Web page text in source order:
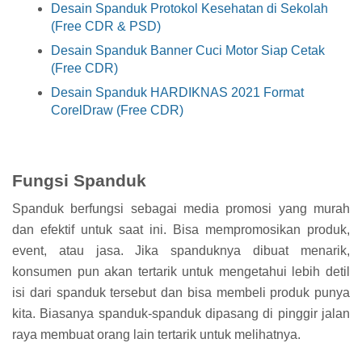
Desain Spanduk Protokol Kesehatan di Sekolah
(Free CDR & PSD)
Desain Spanduk Banner Cuci Motor Siap Cetak
(Free CDR)
Desain Spanduk HARDIKNAS 2021 Format
CorelDraw (Free CDR)
Fungsi Spanduk
Spanduk berfungsi sebagai media promosi yang murah
dan efektif untuk saat ini. Bisa mempromosikan produk,
event, atau jasa. Jika spanduknya dibuat menarik,
konsumen pun akan tertarik untuk mengetahui lebih detil
isi dari spanduk tersebut dan bisa membeli produk punya
kita. Biasanya spanduk-spanduk dipasang di pinggir jalan
raya membuat orang lain tertarik untuk melihatnya.